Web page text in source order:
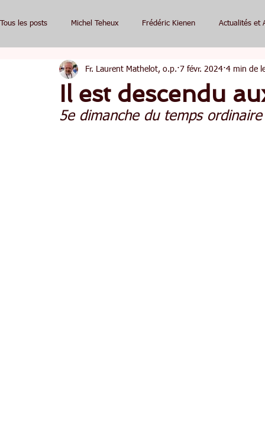
Tous les posts Michel Teheux Frédéric Kienen Actualités et
Il est descendu
Fr. Laurent Mathelot, o.p. 7 févr. 2024 4 min de
5e dimanche du temps